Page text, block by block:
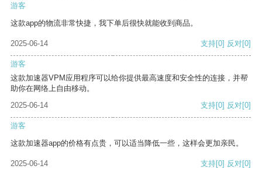
游客
这款app的物流非常快捷，我下单后很快就能收到商品。
2025-06-14 支持[0] 反对[0]
游客
这款加速器VPM应用程序可以给你提供最高速度和安全性的连接，并帮
助你在网络上自由移动。
2025-06-14
支持[0] 反对[0]
游客
这款加速器app的价格有点贵，可以适当降低一些，这样会更加亲民。
2025-06-14 支持[0] 反对[0]